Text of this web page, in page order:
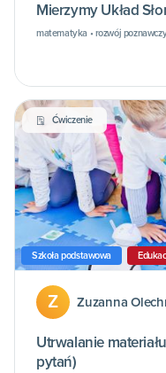
Mierzymy Układ
matematyka • rozwój
Ćwiczenie
Szkoła podstawowa
Z Zuzanna
Utrwalanie
pytań)